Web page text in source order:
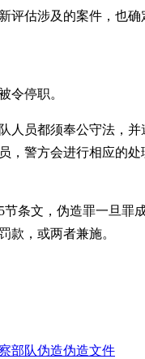
评估涉及的案件，也
令停职。
人员都须奉公守法，
，警方会进行相应的
节条文，伪造罪一旦罪
款，或两者兼施。
部队伪造伪造文件